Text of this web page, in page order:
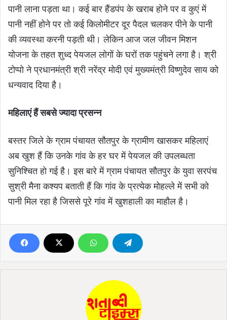
पानी लाना पड़ता था। कई बार हैंडपंप के खराब होने पर व कुएं में
पानी नहीं होने पर तो कई किलोमीटर दूर पैदल चलकर पीने के पानी
की व्यवस्था करनी पड़ती थी। लेकिन आज जल जीवन मिशन
योजना के तहत शुध्द पेयजल लोगों के घरों तक पहुंचने लगा है। श्री
टोप्पो ने प्रधानमंत्री श्री नरेंद्र मोदी एवं मुख्यमंत्री विष्णुदेव साय को
धन्यवाद दिया है।
महिलाएं हैं सबसे ज्यादा प्रसन्न
बस्तर जिले के ग्राम पंचायत सौतपुर के ग्रामीण खासकर महिलाएं
अब खुश हैं कि उनके गांव के हर घर में पेयजल की उपलब्धता
सुनिश्चित हो गई है। इस बारे में ग्राम पंचायत सौतपुर के युवा सरपंच
सुश्री मैना कश्यप बताती हैं कि गांव के प्रत्येक मोहल्ले में सभी को
पानी मिल रहा है जिससे पूरे गांव में खुशहाली का माहौल है।